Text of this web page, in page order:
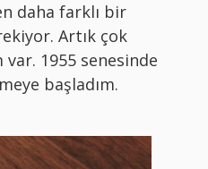
daha farklı bir
Artık çok
1955 senesinde
başladım.